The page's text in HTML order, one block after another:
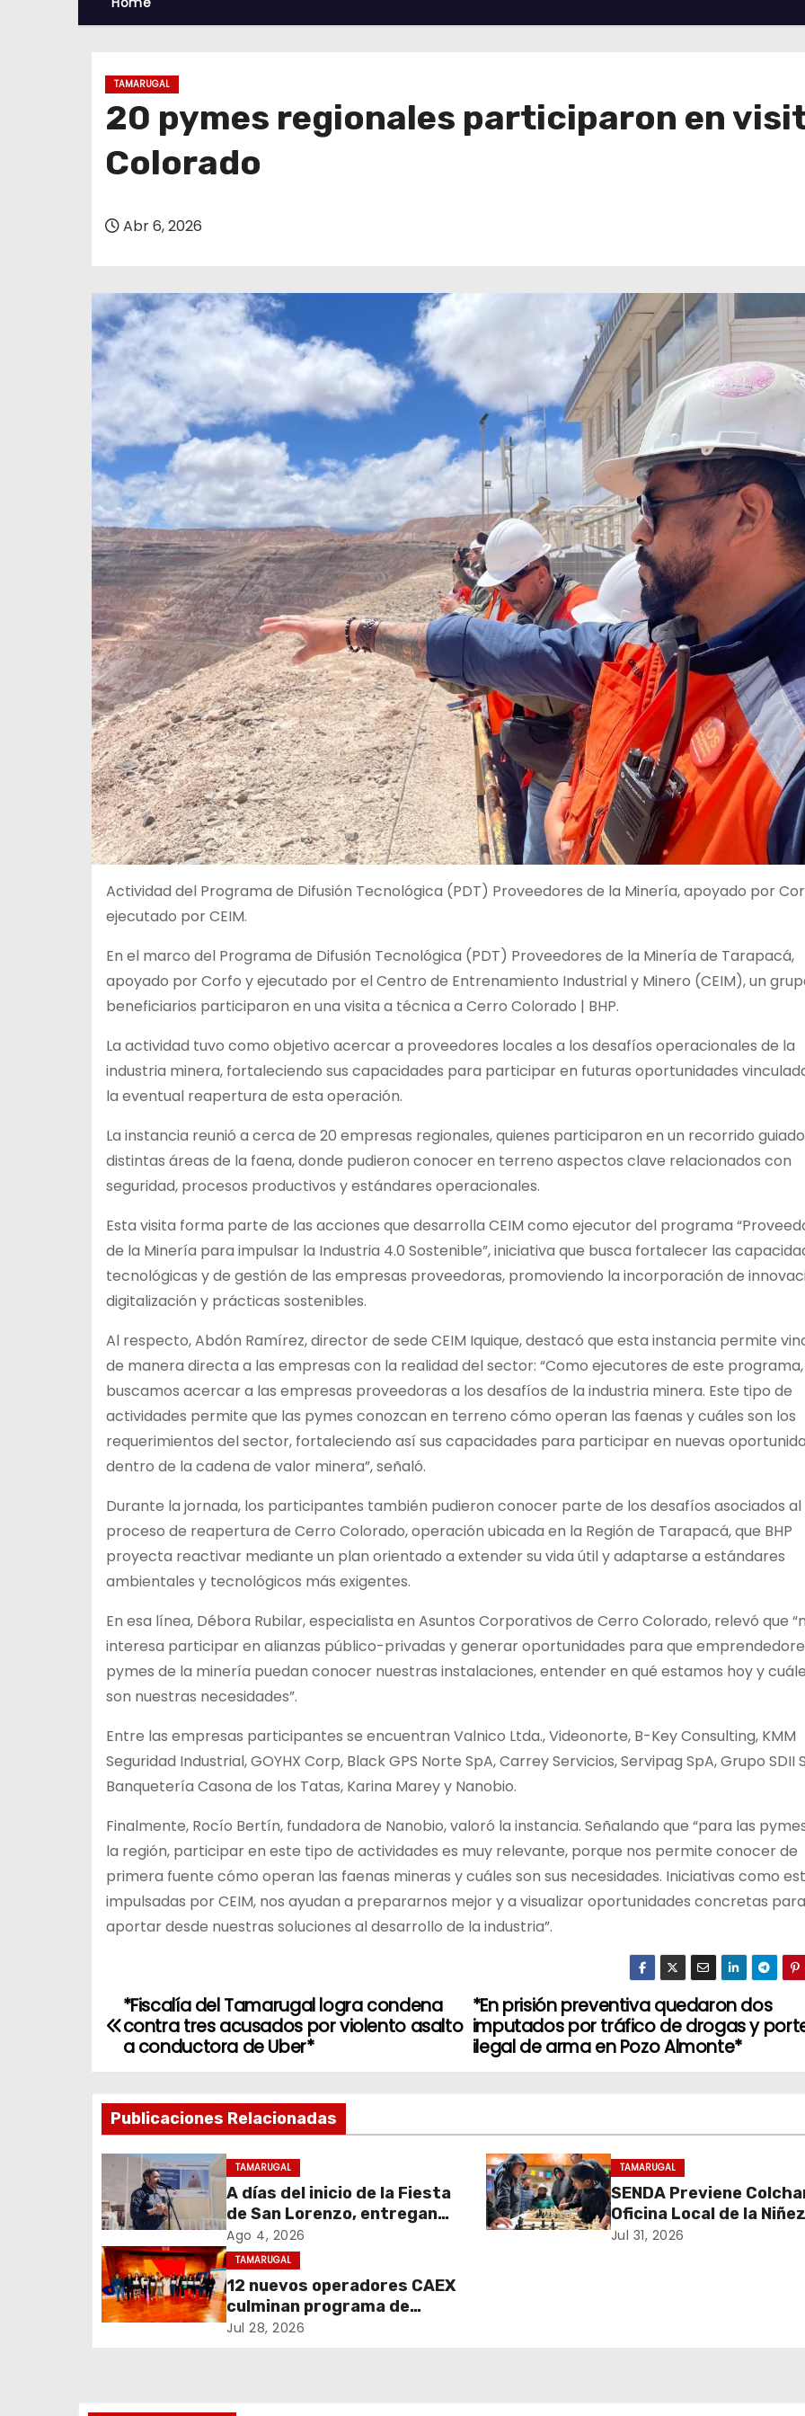
TAMARUGAL
20 pymes regionales participaron en
Colorado
Abr 6, 2026
Actividad del Programa de Difusión Tecnológica (PDT) Proveedores de la Minería, apoyado por
ejecutado por CEIM.
En el marco del Programa de Difusión Tecnológica (PDT) Proveedores de la Minería de Tarapacá,
apoyado por Corfo y ejecutado por el Centro de Entrenamiento Industrial y Minero (CEIM), un
beneficiarios participaron en una visita a técnica a Cerro Colorado | BHP.
La actividad tuvo como objetivo acercar a proveedores locales a los desafíos operacionales de la
industria minera, fortaleciendo sus capacidades para participar en futuras oportunidades
la eventual reapertura de esta operación.
La instancia reunió a cerca de 20 empresas regionales, quienes participaron en un recorrido
distintas áreas de la faena, donde pudieron conocer en terreno aspectos clave relacionados con
seguridad, procesos productivos y estándares operacionales.
Esta visita forma parte de las acciones que desarrolla CEIM como ejecutor del programa
de la Minería para impulsar la Industria 4.0 Sostenible”, iniciativa que busca fortalecer las
tecnológicas y de gestión de las empresas proveedoras, promoviendo la incorporación de
digitalización y prácticas sostenibles.
Al respecto, Abdón Ramírez, director de sede CEIM Iquique, destacó que esta instancia permite
de manera directa a las empresas con la realidad del sector: “Como ejecutores de este programa,
buscamos acercar a las empresas proveedoras a los desafíos de la industria minera. Este tipo de
actividades permite que las pymes conozcan en terreno cómo operan las faenas y cuáles son los
requerimientos del sector, fortaleciendo así sus capacidades para participar en nuevas
dentro de la cadena de valor minera”, señaló.
Durante la jornada, los participantes también pudieron conocer parte de los desafíos asociados al
proceso de reapertura de Cerro Colorado, operación ubicada en la Región de Tarapacá, que BHP
proyecta reactivar mediante un plan orientado a extender su vida útil y adaptarse a estándares
ambientales y tecnológicos más exigentes.
En esa línea, Débora Rubilar, especialista en Asuntos Corporativos de Cerro Colorado, relevó que
interesa participar en alianzas público-privadas y generar oportunidades para que
pymes de la minería puedan conocer nuestras instalaciones, entender en qué estamos hoy y
son nuestras necesidades”.
Entre las empresas participantes se encuentran Valnico Ltda., Videonorte, B-Key Consulting, KMM
Seguridad Industrial, GOYHX Corp, Black GPS Norte SpA, Carrey Servicios, Servipag SpA, Grupo SDII
Banquetería Casona de los Tatas, Karina Marey y Nanobio.
Finalmente, Rocío Bertín, fundadora de Nanobio, valoró la instancia. Señalando que “para las
la región, participar en este tipo de actividades es muy relevante, porque nos permite conocer de
primera fuente cómo operan las faenas mineras y cuáles son sus necesidades. Iniciativas como
impulsadas por CEIM, nos ayudan a prepararnos mejor y a visualizar oportunidades concretas para
aportar desde nuestras soluciones al desarrollo de la industria”.
N
e
g
a
c
i
ó
*En prisión preventiva quedaron dos
imputados por tráfico de drogas y
ilegal de arma en Pozo Almonte*
*Fiscalía del Tamarugal logra condena
contra tres acusados por violento asalto
a conductora de Uber*
Publicaciones Relacionadas
TAMARUGAL
A días del inicio de la Fiesta
de San Lorenzo, entregan
obras de emergencia para
resguardar su histórico
campanario
Ago 4, 2026
TAMARUGAL
SENDA Previene
Oficina Local de la Niñez
promueven el buen uso
Jul 31, 2026
TAMARUGAL
12 nuevos operadores CAEX
culminan programa de
formación impulsado por
Jul 28, 2026